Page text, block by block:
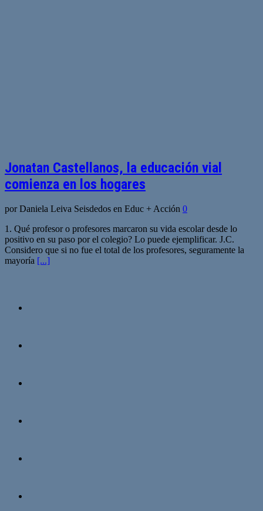
Jonatan Castellanos, la educación vial
comienza en los hogares
por Daniela Leiva Seisdedos en Educ + Acción 0
1. Qué profesor o profesores marcaron su vida escolar desde lo
positivo en su paso por el colegio? Lo puede ejemplificar. J.C.
Considero que si no fue el total de los profesores, seguramente la
mayoría [...]